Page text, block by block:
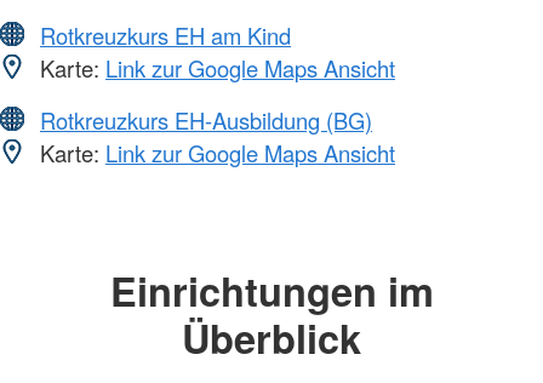
Rotkreuzkurs EH am Kind
Karte: Link zur Google Maps Ansicht
Rotkreuzkurs EH-Ausbildung (BG)
Karte: Link zur Google Maps Ansicht
Einrichtungen im
Überblick